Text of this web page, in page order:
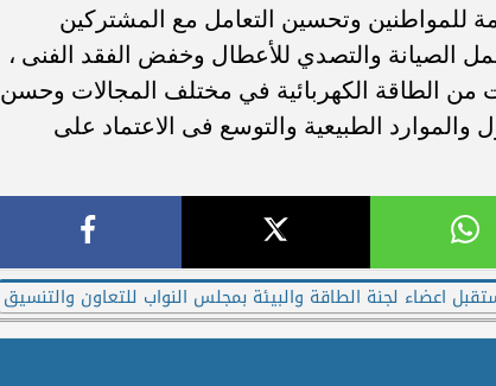
للمواطنين وتحسين التعامل مع المشتركين
الصيانة والتصدي للأعطال وخفض الفقد الفنى ،
من الطاقة الكهربائية في مختلف المجالات وحسن
والموارد الطبيعية والتوسع فى الاعتماد على
اعضاء لجنة الطاقة والبيئة بمجلس النواب للتعاون والتنسيق